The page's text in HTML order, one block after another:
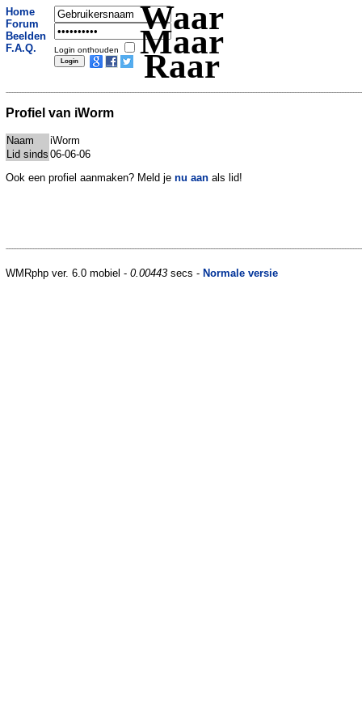
Home
Forum
Beelden
F.A.Q.
Login onthouden
Waar
Maar
Raar
Profiel van iWorm
Naam
iWorm
Lid sinds 06-06-06
Ook een profiel aanmaken? Meld je nu aan als lid!
WMRphp ver. 6.0 mobiel - 0.00443 secs - Normale versie